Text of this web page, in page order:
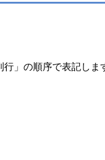
行」の順序で表記しま